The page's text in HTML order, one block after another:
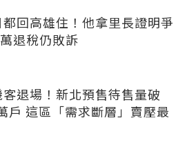
都回高雄住！他拿里長證明爭
退稅仍敗訴
退場！新北預售待售量破
戶 這區「需求斷層」賣壓最